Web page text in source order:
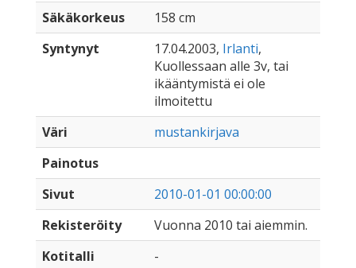
Säkäkorkeus
158 cm
Syntynyt
17.04.2003, Irlanti,
Kuollessaan alle 3v, tai
ikääntymistä ei ole
ilmoitettu
Väri
mustankirjava
Painotus
Sivut
2010-01-01 00:00:00
Rekisteröity
Vuonna 2010 tai aiemmin.
Kotitalli
-